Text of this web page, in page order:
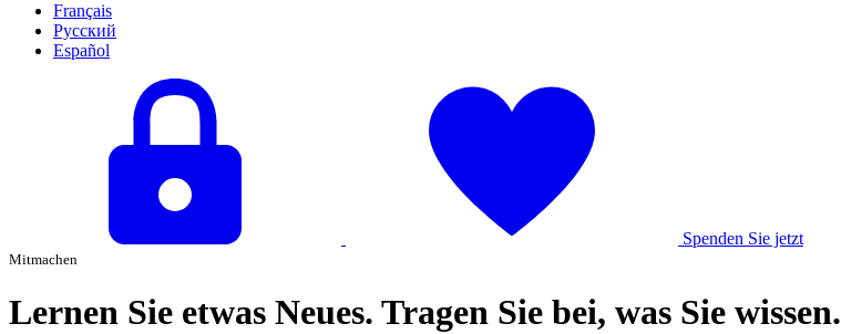
Français
Русский
Español
Spenden Sie jetzt
Mitmachen
Lernen Sie etwas Neues. Tragen Sie bei, was Sie wissen.